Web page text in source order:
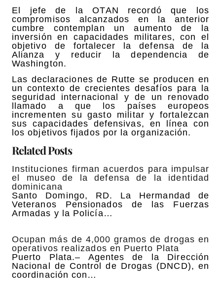
El jefe de la OTAN recordó que los
compromisos alcanzados en la anterior
cumbre contemplan un aumento de la
inversión en capacidades militares, con el
objetivo de fortalecer la defensa de la
Alianza y reducir la dependencia de
Washington.
Las declaraciones de Rutte se producen en
un contexto de crecientes desafíos para la
seguridad internacional y de un renovado
llamado a que los países europeos
incrementen su gasto militar y fortalezcan
sus capacidades defensivas, en línea con
los objetivos fijados por la organización.
Related Posts
Instituciones firman acuerdos para impulsar
el museo de la defensa de la identidad
dominicana
Santo Domingo, RD. La Hermandad de
Veteranos Pensionados de las Fuerzas
Armadas y la Policía…
Ocupan más de 4,000 gramos de drogas en
operativos realizados en Puerto Plata
Puerto Plata.– Agentes de la Dirección
Nacional de Control de Drogas (DNCD), en
coordinación con…